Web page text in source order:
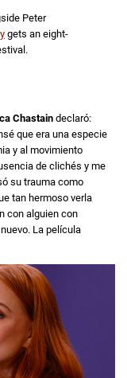
Peter
gets an eight-
Chastaindeclaró:
que era una especie
y al movimiento
de clichés y me
su trauma como
tan hermoso verla
con alguien con
La película